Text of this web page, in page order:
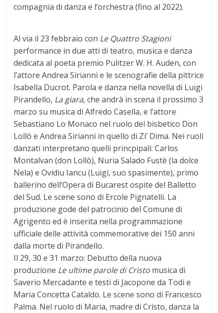
compagnia di danza e l’orchestra (fino al 2022).
Al via il 23 febbraio con Le Quattro Stagioni
performance in due atti di teatro, musica e danza
dedicata al poeta premio Pulitzer W. H. Auden, con
l’attore Andrea Sirianni e le scenografie della pittrice
Isabella Ducrot. Parola e danza nella novella di Luigi
Pirandello, La giara, che andrà in scena il prossimo 3
marzo su musica di Alfredo Casella, e l’attore
Sebastiano Lo Monaco nel ruolo del bisbetico Don
Lollò e Andrea Sirianni in quello di Zi’ Dima. Nei ruoli
danzati interpretano quelli princpipali: Carlos
Montalvan (don Lollò), Nuria Salado Fustè (la dolce
Nela) e Ovidiu Iancu (Luigi, suo spasimente), primo
ballerino dell’Opera di Bucarest ospite del Balletto
del Sud. Le scene sono di Ercole Pignatelli. La
produzione gode del patrocinio del Comune di
Agrigento ed è inserita nella programmazione
ufficiale delle attività commemorative dei 150 anni
dalla morte di Pirandello.
Il 29, 30 e 31 marzo: Debutto della nuova
produzione Le ultime parole di Cristo musica di
Saverio Mercadante e testi di Jacopone da Todi e
Maria Concetta Cataldo. Le scene sono di Francesco
Palma. Nel ruolo di Maria, madre di Cristo, danza la